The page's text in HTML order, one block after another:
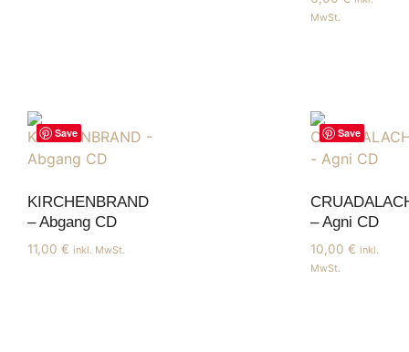
MwSt.
Save
KIRCHENBRAND
– Abgang CD
11,00 € inkl. MwSt.
Save
– Agni CD
10,00 € inkl.
MwSt.